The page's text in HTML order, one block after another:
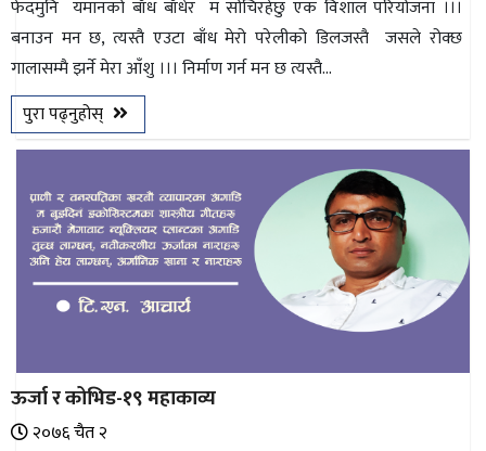
फेदमुनि यमानको बाँध बाँधेर म सोचिरहेछु एक विशाल परियोजना ।।।
बनाउन मन छ, त्यस्तै एउटा बाँध मेरो परेलीको डिलजस्तै जसले रोक्छ
गालासम्मै झर्ने मेरा आँशु ।।। निर्माण गर्न मन छ त्यस्तै...
पुरा पढ्नुहोस्
ऊर्जा र कोभिड-१९ महाकाव्य
२०७६ चैत २